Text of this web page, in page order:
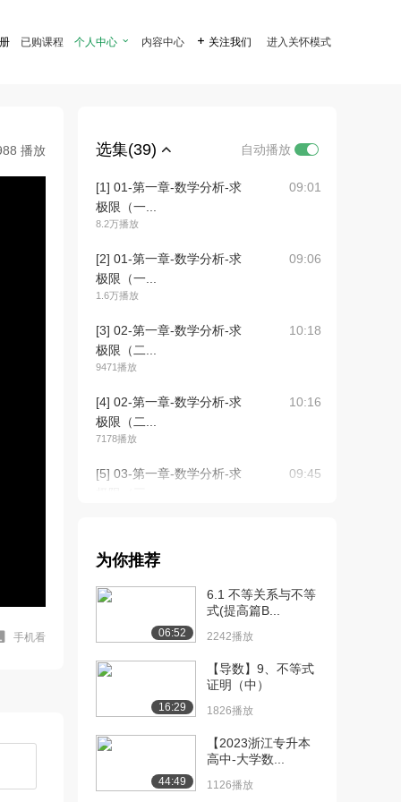
已购课程 个人中心  内容中心  关注我们 进入关怀模式
播放
手机看
选集(39) 自动播放
[1] 01-第一章-数学分析-求
极限（一...
8.2万播放
09:01
[2] 01-第一章-数学分析-求
极限（一...
1.6万播放
09:06
[3] 02-第一章-数学分析-求
极限（二...
9471播放
10:18
[4] 02-第一章-数学分析-求
极限（二...
7178播放
10:16
[5] 03-第一章-数学分析-求
09:45
极限（三...
[7] 04-第一章-数学分析-函
数的连续...
[8] 04-第一章-数学分析-函
数的连续...
[9] 05-第一章-求导数和微
分（一）（...
为你推荐
06:52
6.1 不等关系与不等
式(提高篇B...
2242播放
16:29
【导数】9、不等式
证明（中）
1826播放
44:49
【2023浙江专升本
高中-大学数...
1126播放